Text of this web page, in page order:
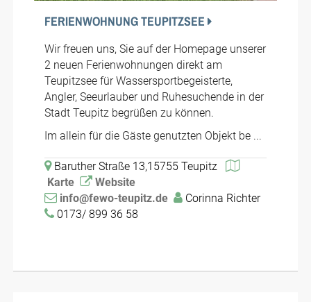
FERIENWOHNUNG TEUPITZSEE
Wir freuen uns, Sie auf der Homepage unserer
2 neuen Ferienwohnungen direkt am
Teupitzsee für Wassersportbegeisterte,
Angler, Seeurlauber und Ruhesuchende in der
Stadt Teupitz begrüßen zu können.
Im allein für die Gäste genutzten Objekt be ...
Baruther Straße 13,15755 Teupitz
Karte
Website
info@fewo-teupitz.de
Corinna Richter
0173/ 899 36 58